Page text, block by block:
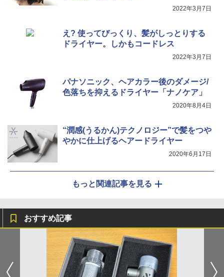
2022年3月7日
え? 使ってびっくり、髪がしっとりする
ドライヤー。しかもコードレス
2022年3月7日
パナソニック、ヘアカラー後のダメージ/
色落ちを抑えるドライヤー「ナノケア」
2020年8月4日
“潤感(うるかん)テクノロジー”で髪をつや
やかに仕上げるヘアードライヤー
2020年6月17日
もっと関連記事を見る
おすすめ記事